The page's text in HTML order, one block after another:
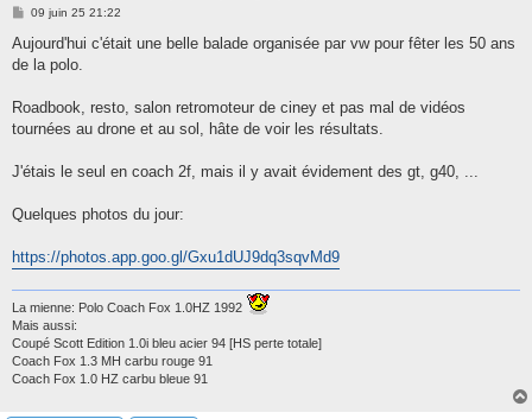
M
s
s
a
09 juin 25 21:22
Aujourd'hui c'était une belle balade organisée par vw pour fêter les 50 ans
de la polo.
Roadbook, resto, salon retromoteur de ciney et pas mal de vidéos
tournées au drone et au sol, hâte de voir les résultats.
J'étais le seul en coach 2f, mais il y avait évidement des gt, g40, ...
Quelques photos du jour:
https://photos.app.goo.gl/Gxu1dUJ9dq3sqvMd9
La mienne: Polo Coach Fox 1.0HZ 1992
Mais aussi:
Coupé Scott Edition 1.0i bleu acier 94 [HS perte totale]
Coach Fox 1.3 MH carbu rouge 91
Coach Fox 1.0 HZ carbu bleue 91